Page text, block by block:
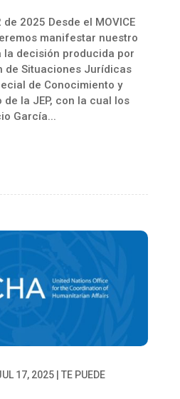
2025 Desde el MOVICE
manifestar nuestro
la decisión producida por
de Situaciones Jurídicas
de Conocimiento y
la JEP, con la cual los
García...
17, 2025| TE PUEDE